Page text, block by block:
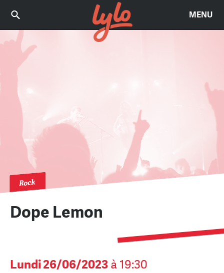
MENU
Rock
Dope Lemon
Lundi 26/06/2023 à 19:30